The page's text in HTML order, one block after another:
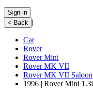
Sign in
< Back |
Car
Rover
Rover Mini
Rover MK VII
Rover MK VII Saloon
1996 | Rover Mini 1.3i